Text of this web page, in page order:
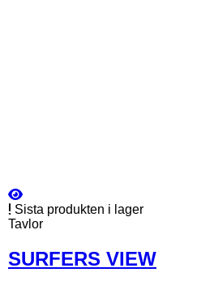
Sista produkten i lager
Tavlor
SURFERS VIEW